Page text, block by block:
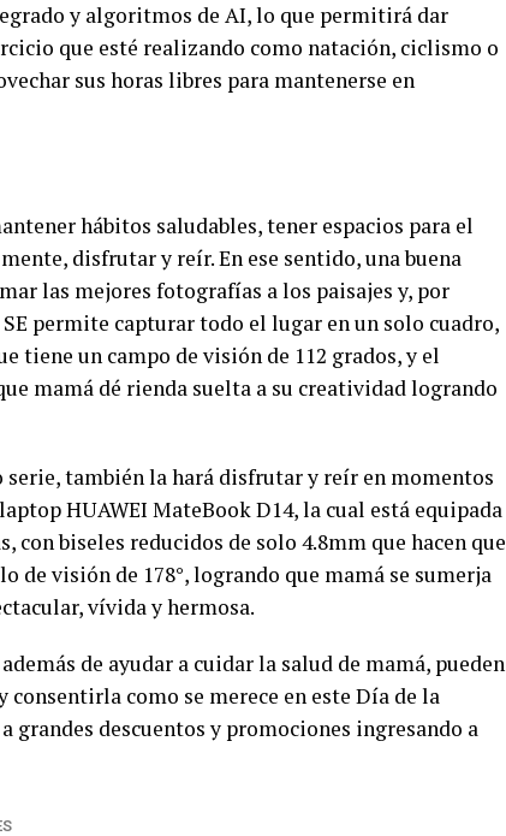
y algoritmos de AI, lo que permitirá dar
que esté realizando como natación, ciclismo o
sus horas libres para mantenerse en
hábitos saludables, tener espacios para el
disfrutar y reír. En ese sentido, una buena
las mejores fotografías a los paisajes y, por
permite capturar todo el lugar en un solo cuadro,
tiene un campo de visión de 112 grados, y el
mamá dé rienda suelta a su creatividad logrando
también la hará disfrutar y reír en momentos
HUAWEI MateBook D14, la cual está equipada
con biseles reducidos de solo 4.8mm que hacen que
de visión de 178°, logrando que mamá se sumerja
vívida y hermosa.
de ayudar a cuidar la salud de mamá, pueden
como se merece en este Día de la
grandes descuentos y promociones ingresando a